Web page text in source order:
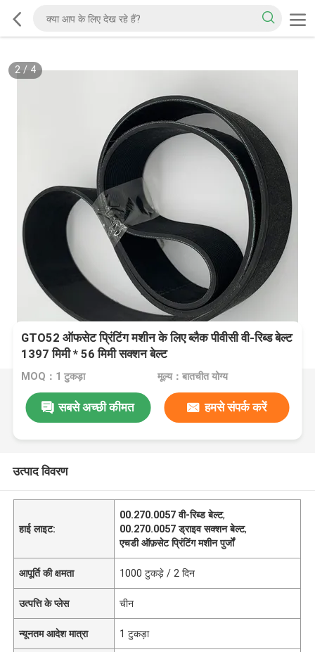
2/ 4
GTO52 ऑफसेट प्रिंटिंग मशीन के लिए ब्लैक पीवीसी वी-रिब्ड बेल्ट
1397 मिमी * 56 मिमी सक्शन बेल्ट
MOQ：1 टुकड़ा मूल्य：बातचीत योग्य
सबसे अच्छी कीमत हमसे संपर्क करें
उत्पाद विवरण
हाई लाइट:
00.270.0057 वी-रिब्ड बेल्ट,
00.270.0057 ड्राइव सक्शन बेल्ट,
एचडी ऑफ़सेट प्रिंटिंग मशीन पुर्जों
आपूर्ति की क्षमता 1000 टुकड़े / 2 दिन
उत्पत्ति के प्लेस चीन
न्यूनतम आदेश मात्रा 1 टुकड़ा